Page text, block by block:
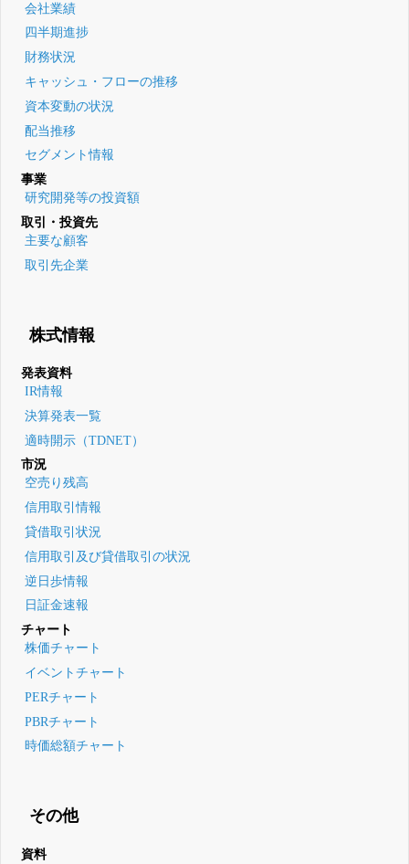
会社業績
四半期進捗
財務状況
キャッシュ・フローの推移
資本変動の状況
配当推移
セグメント情報
事業
研究開発等の投資額
取引・投資先
主要な顧客
取引先企業
株式情報
発表資料
IR情報
決算発表一覧
適時開示（TDNET）
市況
空売り残高
信用取引情報
貸借取引状況
信用取引及び貸借取引の状況
逆日歩情報
日証金速報
チャート
株価チャート
イベントチャート
PERチャート
PBRチャート
時価総額チャート
その他
資料